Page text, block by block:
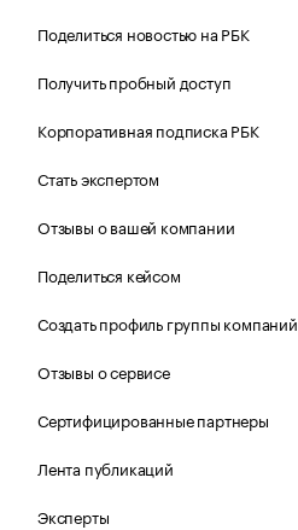
Поделиться новостью на РБК
Получить пробный доступ
Корпоративная подписка РБК
Стать экспертом
Отзывы о вашей компании
Поделиться кейсом
Создать профиль группы компаний
Отзывы о сервисе
Сертифицированные партнеры
Лента публикаций
Эксперты